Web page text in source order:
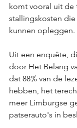
komt vooral uit de
stallingskosten
kunnen opleggen.
Uit een enquête,
door Het Belang
dat 88% van de
hebben, het
meer Limburgse
patserauto's in